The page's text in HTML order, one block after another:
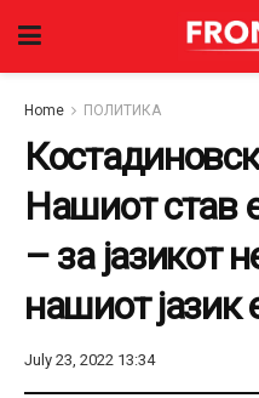
Home ПОЛИТИКА
Нашиот став
– за јазикот
нашиот јазик
July 23, 2022 13:34